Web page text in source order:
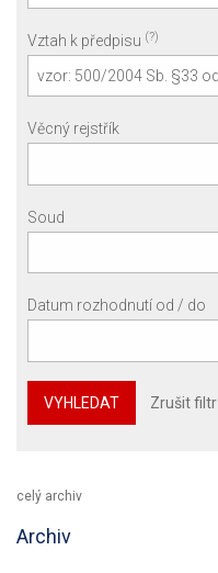
Vztah k předpisu (?)
Věcný rejstřík
Soud
Datum rozhodnutí od / do
VYHLEDAT Zrušit filtr
celý archiv
Archiv